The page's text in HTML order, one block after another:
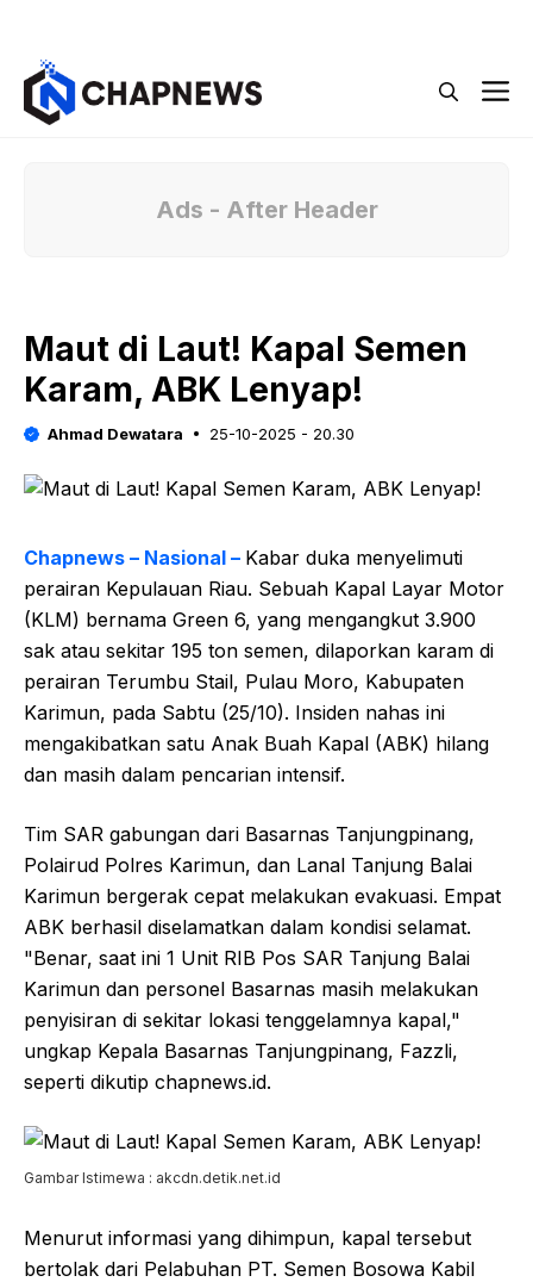
Ads - After Header
Maut di Laut! Kapal Semen
Karam, ABK Lenyap!
Ahmad Dewatara 25-10-2025 - 20.30
Chapnews – Nasional – Kabar duka menyelimuti
perairan Kepulauan Riau. Sebuah Kapal Layar Motor
(KLM) bernama Green 6, yang mengangkut 3.900
sak atau sekitar 195 ton semen, dilaporkan karam di
perairan Terumbu Stail, Pulau Moro, Kabupaten
Karimun, pada Sabtu (25/10). Insiden nahas ini
mengakibatkan satu Anak Buah Kapal (ABK) hilang
dan masih dalam pencarian intensif.
Tim SAR gabungan dari Basarnas Tanjungpinang,
Polairud Polres Karimun, dan Lanal Tanjung Balai
Karimun bergerak cepat melakukan evakuasi. Empat
ABK berhasil diselamatkan dalam kondisi selamat.
"Benar, saat ini 1 Unit RIB Pos SAR Tanjung Balai
Karimun dan personel Basarnas masih melakukan
penyisiran di sekitar lokasi tenggelamnya kapal,"
ungkap Kepala Basarnas Tanjungpinang, Fazzli,
seperti dikutip chapnews.id.
Gambar Istimewa : akcdn.detik.net.id
Menurut informasi yang dihimpun, kapal tersebut
bertolak dari Pelabuhan PT. Semen Bosowa Kabil